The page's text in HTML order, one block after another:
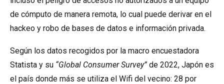
de cómputo de manera remota, lo cual puede derivar en el
hackeo y robo de bases de datos e información privada.
Según los datos recogidos por la macro encuestadora
Statista y su “Global Consumer Survey” de 2022, Japón es
el país donde más se utiliza el Wifi del vecino: 28 por